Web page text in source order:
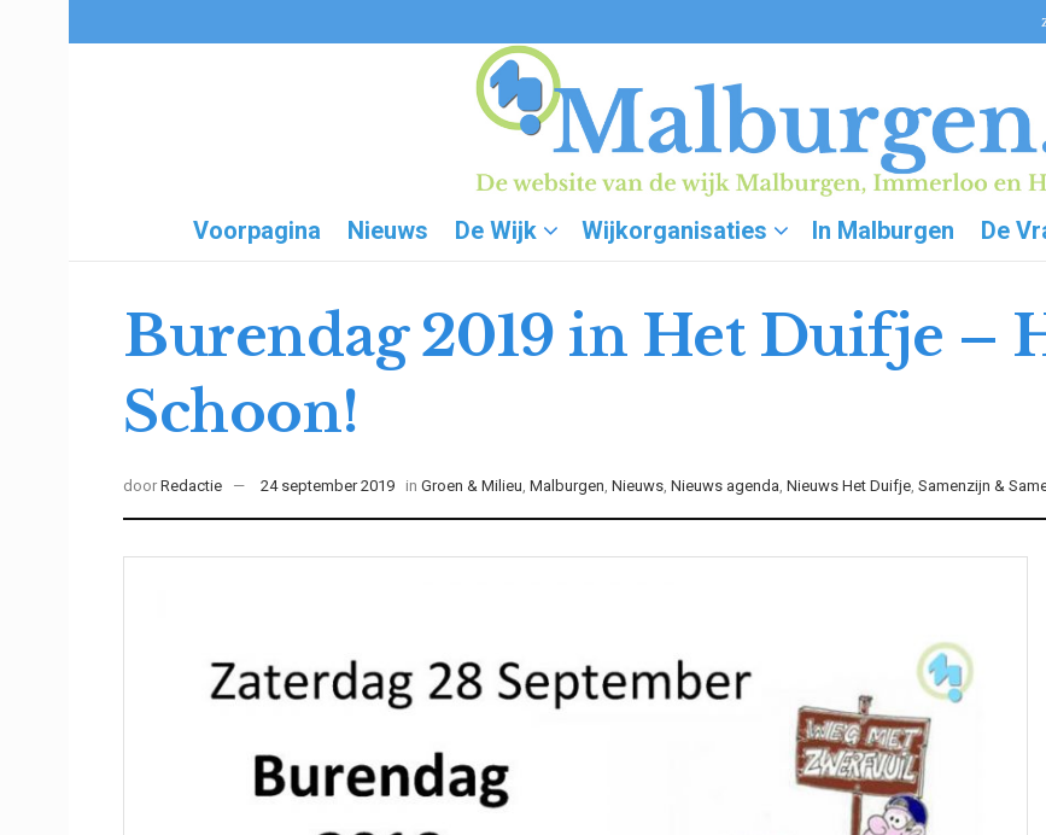
Voorpagina Nieuws De Wijk Wijkorganisaties In Malburgen De
Burendag 2019 in Het Duifje –
Schoon!
door Redactie 24 september 2019 in Groen & Milieu, Malburgen, Nieuws, Nieuws agenda, Nieuws Het Duifje, Samenzijn &